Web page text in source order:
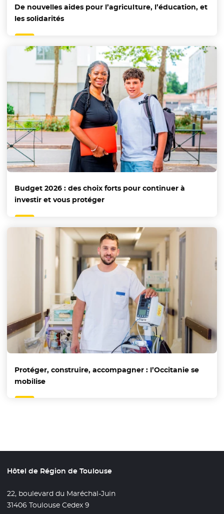
De nouvelles aides pour l’agriculture, l’éducation, et
les solidarités
Budget 2026 : des choix forts pour continuer à
investir et vous protéger
Protéger, construire, accompagner : l’Occitanie se
mobilise
Hôtel de Région de Toulouse
22, boulevard du Maréchal-Juin
31406 Toulouse Cedex 9